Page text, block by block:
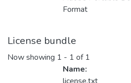
Format
License bundle
Now showing 1 - 1 of 1
Name: